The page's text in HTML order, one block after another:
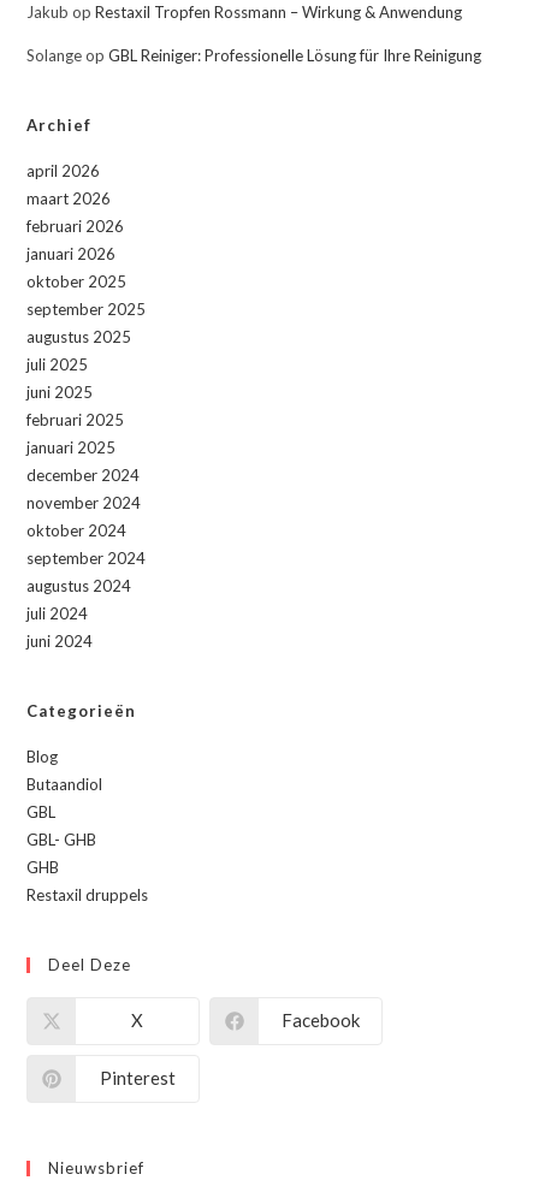
Jakub opRestaxil Tropfen Rossmann – Wirkung & Anwendung
SolangeopGBL Reiniger: Professionelle Lösung für Ihre Reinigung
Archief
april 2026
maart 2026
februari 2026
januari 2026
oktober 2025
september 2025
augustus 2025
juli 2025
juni 2025
februari 2025
januari 2025
december 2024
november 2024
oktober 2024
september 2024
augustus 2024
juli 2024
juni 2024
Categorieën
Blog
Butaandiol
GBL
GBL- GHB
GHB
Restaxil druppels
Deel Deze
X Facebook
Pinterest
Nieuwsbrief